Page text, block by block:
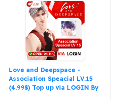
Love and Deepspace -
Association Speacial LV.15
(4.99$) Top up via LOGIN By